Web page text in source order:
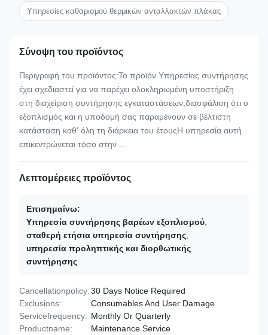
Υπηρεσίες καθαρισμού θερμικών ανταλλακτών πλάκας
Σύνοψη του προϊόντος
Περιγραφή του προϊόντος:Το προϊόν Υπηρεσίας συντήρησης
έχει σχεδιαστεί για να παρέχει ολοκληρωμένη υποστήριξη
στη διαχείριση συντήρησης εγκαταστάσεων,διασφάλιση ότι ο
εξοπλισμός και η υποδομή σας παραμένουν σε βέλτιστη
κατάσταση καθ' όλη τη διάρκεια του έτουςΗ υπηρεσία αυτή
επικεντρώνεται τόσο στην ...
Λεπτομέρειες προϊόντος
Επισημαίνω:
Υπηρεσία συντήρησης βαρέων εξοπλισμού
σταθερή ετήσια υπηρεσία συντήρησης
υπηρεσία προληπτικής και διορθωτικής
συντήρησης
Cancellationpolicy:30 Days Notice Required
Exclusions:
Consumables And User Damage
Servicefrequency: Monthly Or Quarterly
Productname:
Maintenance Service